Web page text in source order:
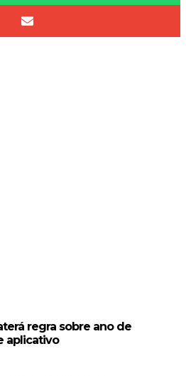
regra sobre ano de
aplicativo